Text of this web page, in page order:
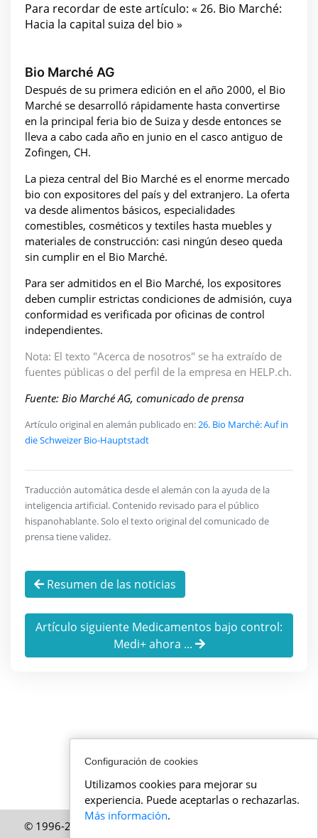
Para recordar de este artículo: « 26. Bio Marché:
Hacia la capital suiza del bio »
Bio Marché AG
Después de su primera edición en el año 2000, el Bio
Marché se desarrolló rápidamente hasta convertirse
en la principal feria bio de Suiza y desde entonces se
lleva a cabo cada año en junio en el casco antiguo de
Zofingen, CH.
La pieza central del Bio Marché es el enorme mercado
bio con expositores del país y del extranjero. La oferta
va desde alimentos básicos, especialidades
comestibles, cosméticos y textiles hasta muebles y
materiales de construcción: casi ningún deseo queda
sin cumplir en el Bio Marché.
Para ser admitidos en el Bio Marché, los expositores
deben cumplir estrictas condiciones de admisión, cuya
conformidad es verificada por oficinas de control
independientes.
Nota: El texto "Acerca de nosotros" se ha extraído de
fuentes públicas o del perfil de la empresa en HELP.ch.
Fuente: Bio Marché AG, comunicado de prensa
Artículo original en alemán publicado en:26. Bio Marché: Auf in
die Schweizer Bio-Hauptstadt
Traducción automática desde el alemán con la ayuda de la
inteligencia artificial. Contenido revisado para el público
hispanohablante. Solo el texto original del comunicado de
prensa tiene validez.
Resumen de las noticias
Artículo siguiente Medicamentos bajo control:
Medi+ ahora ...
© 1996-2026 ActualidadSuiza.mx – Una publicación de
Configuración de cookies
Utilizamos cookies para mejorar su
experiencia. Puede aceptarlas o rechazarlas.
Más información.